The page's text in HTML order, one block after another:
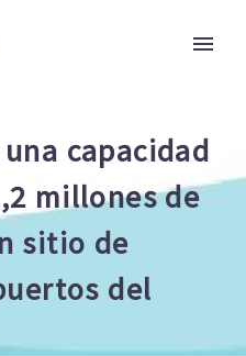
capacidad
millones de
sitio de
del